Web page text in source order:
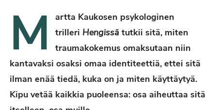
M
artta Kaukosen psykologinen
trilleri Hengissä tutkii sitä, miten
traumakokemus omaksutaan niin
kantavaksi osaksi omaa identiteettiä, ettei sitä
ilman enää tiedä, kuka on ja miten käyttäytyä.
Kipu vetää kaikkia puoleensa: osa aiheuttaa sitä